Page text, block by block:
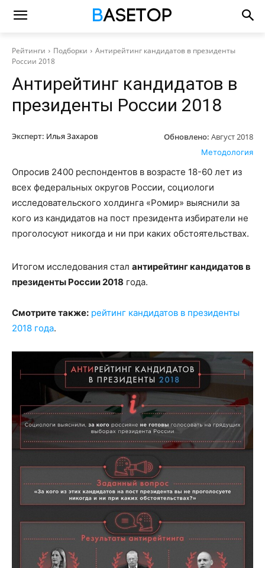
Рейтинги Подборки
Антирейтинг кандидатов в президенты
России 2018
Антирейтинг кандидатов в
президенты России 2018
Эксперт: Илья Захаров Обновлено: Август 2018
Методология
Опросив 2400 респондентов в возрасте 18-60 лет из
всех федеральных округов России, социологи
исследовательского холдинга «Ромир» выяснили за
кого из кандидатов на пост президента избиратели не
проголосуют никогда и ни при каких обстоятельствах.
Итогом исследования стал антирейтинг кандидатов в
президенты России 2018 года.
Смотрите также: рейтинг кандидатов в президенты
2018 года.